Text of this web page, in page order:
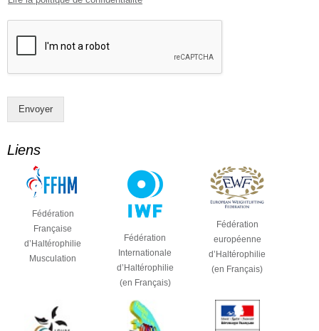
m
a
l
s
s
P
D
Envoyer
Liens
Fédération
Française
d’Haltérophilie
Musculation
Fédération
Internationale
d’Haltérophilie
(en Français)
Fédération
européenne
d’Haltérophilie
(en Français)